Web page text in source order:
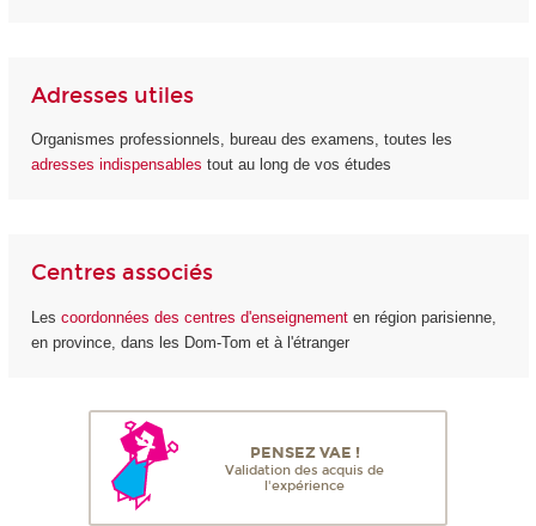
Adresses utiles
Organismes professionnels, bureau des examens, toutes les
adresses indispensables tout au long de vos études
Centres associés
Les coordonnées des centres d'enseignement en région parisienne,
en province, dans les Dom-Tom et à l'étranger
PENSEZ VAE !
Validation des acquis de
l'expérience